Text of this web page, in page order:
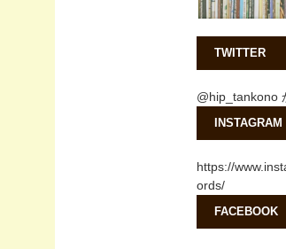
TWITTER
@hip_tankono
INSTAGRAM
https://
ords/
FACEBOOK